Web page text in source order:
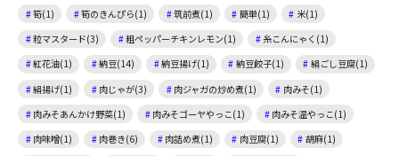
筍(1)
筍のきんぴら(1) 筑前煮(1) 簡単(1)
米(1)
粒マスタード(3)
粗ペッパーチキンレモン(1)
糸こんにゃく(1)
紅花油(1)
納豆(14) 納豆揚げ(1) 納豆餃子(1)
絹ごし豆腐(1)
絹揚げ(1)
肉じゃが(3) 肉ジャガの炒め煮(1)
肉みそ(1)
肉みそあんかけ野菜(1)
肉みそゴーヤやっこ(1)
肉みそ温やっこ(1)
肉味噌(1)
肉巻き(6) 肉詰め煮(1) 肉豆腐(1)
胡麻(1)